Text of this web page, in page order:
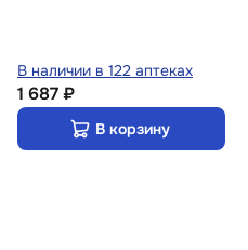
В наличии в 122 аптеках
1 687 ₽
В корзину